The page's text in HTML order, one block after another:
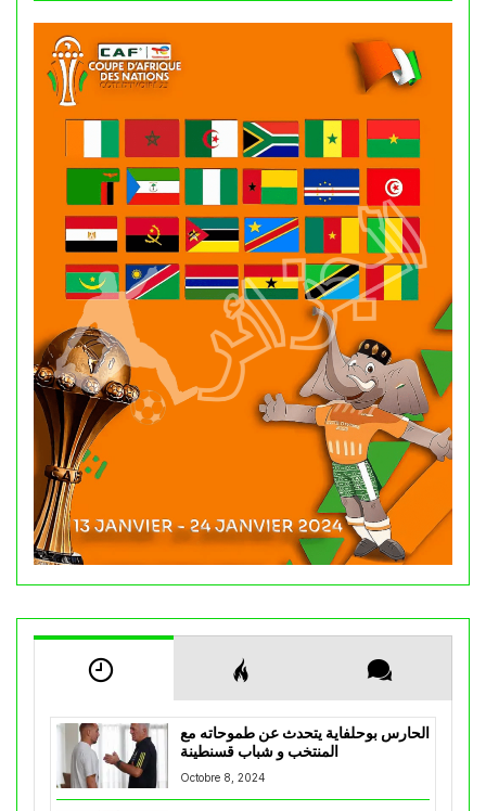
الحارس بوحلفاية يتحدث عن طموحاته مع
المنتخب و شباب قسنطينة
Octobre 8, 2024